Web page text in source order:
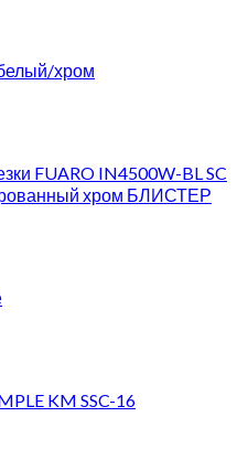
хром
FUARO IN4500W-BL SC
хром БЛИСТЕР
KM SSC-16